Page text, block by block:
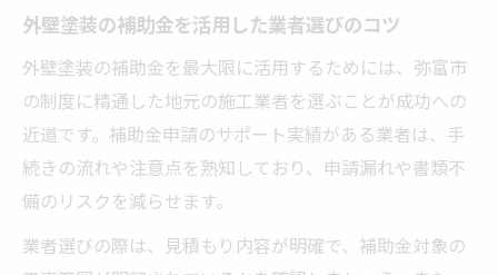
外壁塗装の補助金を活用した業者選びのコツ
外壁塗装の補助金を最大限に活用するためには、弥富市
の制度に精通した地元の施工業者を選ぶことが成功への
近道です。補助金申請のサポート実績がある業者は、手
続きの流れや注意点を熟知しており、申請漏れや書類不
備のリスクを減らせます。
業者選びの際は、見積もり内容が明確で、補助金対象の